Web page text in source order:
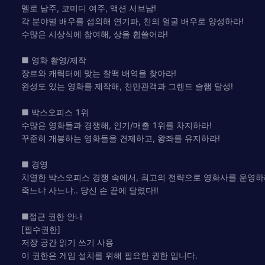
멜로 남주, 코미디 여주, 액션 서브남!
각 분야별 배우를 섭외해 연기파, 천의 얼굴 배우로 양성하라!
수많은 시상식에 참여해, 상을 휩쓸어라!
■ 영화 촬영/제작
장르와 캐릭터에 맞는 찰떡 배역을 찾아라!
완성도 있는 영화를 제작해, 천만관객과 그랜드 슬램 달성!
■ 박스오피스 1위
수많은 영화들과 경쟁해, 인기/매출 1위를 차지하라!
꾸준히 개봉하는 영화들을 견제하고, 왕좌를 유지하라!
■ 경영
치열한 박스오피스 경쟁 속에서, 최고의 전략으로 영화사를 운영
죽느냐 사느냐.. 당신 손 끝에 달렸다!!
■접근 권한 안내
[필수권한]
저장 공간 읽기 쓰기 사용
이 권한은 게임 설치를 위해 필요한 권한 입니다.